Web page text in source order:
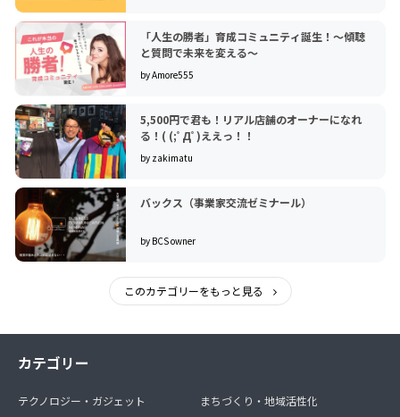
「人生の勝者」育成コミュニティ誕生！〜傾聴
と質問で未来を変える〜
by Amore555
5,500円で君も！リアル店舗のオーナーになれ
る！( (;ﾟДﾟ)ええっ！！
by zakimatu
バックス（事業家交流ゼミナール）
by BCS owner
このカテゴリーをもっと見る
カテゴリー
テクノロジー・ガジェット
まちづくり・地域活性化